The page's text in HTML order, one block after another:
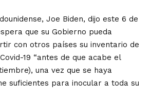
Joe Biden, dijo este 6 de
que su Gobierno pueda
con otros países su inventario de
19 “antes de que acabe el
una vez que se haya
suficientes para inocular a toda su